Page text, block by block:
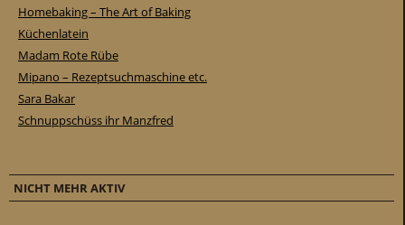
Homebaking – The Art of Baking
Küchenlatein
Madam Rote Rübe
Mipano – Rezeptsuchmaschine etc.
Sara Bakar
Schnuppschüss ihr Manzfred
NICHT MEHR AKTIV